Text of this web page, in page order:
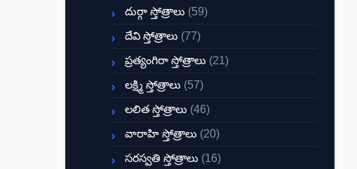
దుర్గా స్తోత్రాలు (59)
దేవి స్తోత్రాలు (77)
ప్రత్యంగిరా స్తోత్రాలు (21)
లక్ష్మి స్తోత్రాలు (57)
లలిత స్తోత్రాలు (46)
వారాహి స్తోత్రాలు (20)
సరస్వతి స్తోత్రాలు (16)